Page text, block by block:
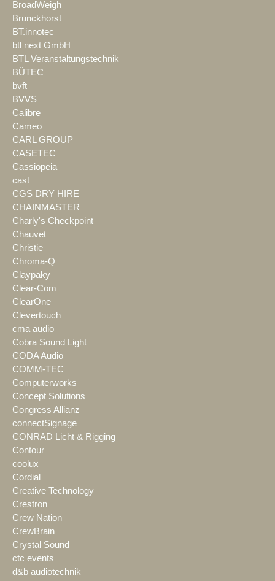
BroadWeigh
Brunckhorst
BT.innotec
btl next GmbH
BTL Veranstaltungstechnik
BÜTEC
bvft
BVVS
Calibre
Cameo
CARL GROUP
CASETEC
Cassiopeia
cast
CGS DRY HIRE
CHAINMASTER
Charly's Checkpoint
Chauvet
Christie
Chroma-Q
Claypaky
Clear-Com
ClearOne
Clevertouch
cma audio
Cobra Sound Light
CODA Audio
COMM-TEC
Computerworks
Concept Solutions
Congress Allianz
connectSignage
CONRAD Licht & Rigging
Contour
coolux
Cordial
Creative Technology
Crestron
Crew Nation
CrewBrain
Crystal Sound
ctc events
d&b audiotechnik